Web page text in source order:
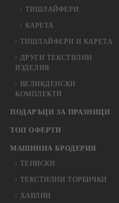
ТИШЛАЙФЕРИ
КАРЕТА
ТИШЛАЙФЕРИ И КАРЕТА
ДРУГИ ТЕКСТИЛНИ
ИЗДЕЛИЯ
ВЕЛИКДЕНСКИ
КОМПЛЕКТИ
ПОДАРЪЦИ ЗА ПРАЗНИЦИ
ТОП ОФЕРТИ
МАШИННА БРОДЕРИЯ
ТЕНИСКИ
ТЕКСТИЛНИ ТОРБИЧКИ
ХАВЛИИ